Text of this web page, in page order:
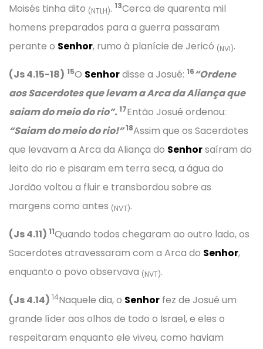
Moisés tinha dito (NTLH). 13Cerca de quarenta mil
homens preparados para a guerra passaram
perante o Senhor, rumo à planície de Jericó (NVI).
(Js 4.15-18) 15O Senhordisse a Josué: 16“Ordene
aos Sacerdotes que levam a Arca da Aliança que
saiam do meio do rio”.17Então Josué ordenou:
“Saiam do meio do rio!”18Assim que os Sacerdotes
que levavam a Arca da Aliança do Senhorsaíram do
leito do rio e pisaram em terra seca, a água do
Jordão voltou a fluir e transbordou sobre as
margens como antes (NVT).
(Js 4.11) 11Quando todos chegaram ao outro lado, os
Sacerdotes atravessaram com a Arca do Senhor,
enquanto o povo observava (NVT).
(Js 4.14) 14Naquele dia, o Senhor fez de Josué um
grande líder aos olhos de todo o Israel, e eles o
respeitaram enquanto ele viveu, como haviam